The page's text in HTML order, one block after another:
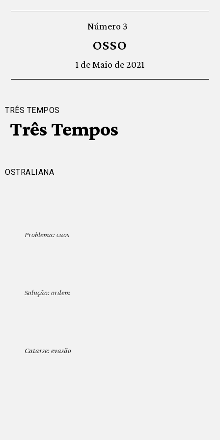
Número 3
OSSO
1 de Maio de 2021
TRÊS TEMPOS
Três Tempos
OSTRALIANA
Problema: caos
Solução: ordem
Catarse: evasão